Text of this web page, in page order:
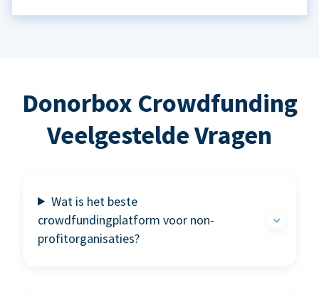
Donorbox Crowdfunding
Veelgestelde Vragen
Wat is het beste
crowdfundingplatform voor non-
profitorganisaties?